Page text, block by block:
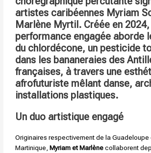
artistes caribéennes Myriam
Marlène Myrtil. Créée en
performance engagée aborde
du chlordécone, un pesticide
dans les bananeraies des
françaises, à travers une
afrofuturiste mêlant danse,
installations plastiques.
Un duo artistique engagé
Originaires respectivement de la Guadeloupe
Martinique,Myriam et Marlènecollaborent